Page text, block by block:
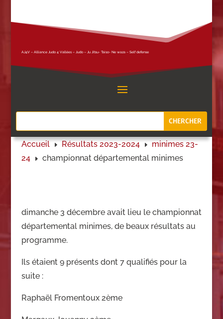
AJ4V – Alliance Judo 4 Vallées – Judo – Ju Jitsu- Taiso- Ne waza – Self defense
Accueil E Résultats 2023-2024 E
minimes 23-
24
E championnat départemental minimes
dimanche 3 décembre avait lieu le championnat
départemental minimes, de beaux résultats au
programme.
Ils étaient 9 présents dont 7 qualifiés pour la
suite :
Raphaël Fromentoux 2ème